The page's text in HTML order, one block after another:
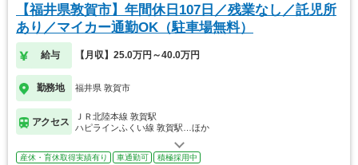
【福井県敦賀市】年間休日107日／残業なし／託児所
あり／マイカー通勤OK（駐車場無料）
給与 【月収】25.0万円～40.0万円
勤務地 福井県 敦賀市
アクセス
ＪＲ北陸本線 敦賀駅
ハピラインふくい線 敦賀駅…ほか
産休・育休取得実績有り 車通勤可 積極採用中